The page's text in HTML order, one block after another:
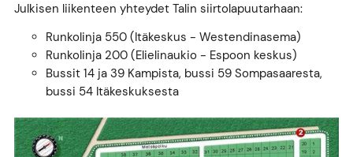
Julkisen liikenteen yhteydet Talin siirtolapuutarhaan:
Runkolinja 550 (Itäkeskus - Westendinasema)
Runkolinja 200 (Elielinaukio - Espoon keskus)
Bussit 14 ja 39 Kampista, bussi 59 Sompasaaresta,
bussi 54 Itäkeskuksesta